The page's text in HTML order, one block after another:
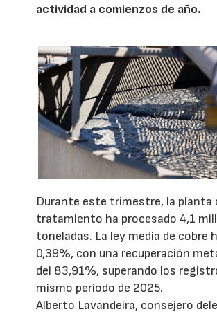
actividad a comienzos de año.
Durante este trimestre, la planta
tratamiento ha procesado 4,1
toneladas. La ley media de cobre
0,39%, con una recuperación
del 83,91%, superando los
mismo periodo de 2025.
Alberto Lavandeira, consejero